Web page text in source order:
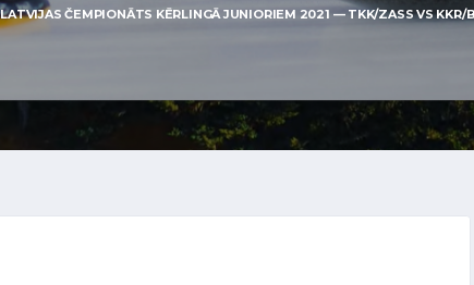
ČEMPIONĀTS KĒRLINGĀ JUNIORIEM 2021 — TKK/ZASS VS